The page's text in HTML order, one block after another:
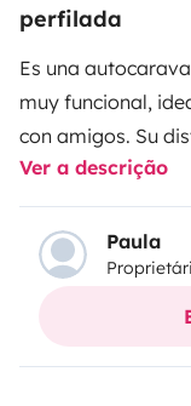
perfilada
Es una
muy funcional,
con amigos. Su
aprovechar al
gemelas traseras
doble, además
plazas.
Cuenta
totalmente
aporta mayor
Ver a descrição
Paula